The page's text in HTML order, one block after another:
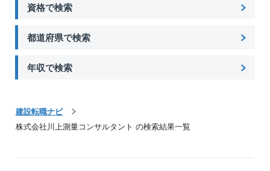
資格で検索
都道府県で検索
年収で検索
建設転職ナビ
株式会社川上測量コンサルタント の検索結果一覧